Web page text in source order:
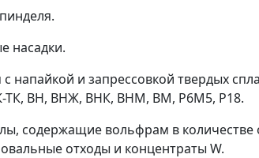
насадки.
напайкой и запрессовкой твердых
ТК, ВН, ВНЖ, ВНК, ВНМ, ВМ, Р6М5, Р18.
содержащие вольфрам в количестве
отходы и концентраты W.